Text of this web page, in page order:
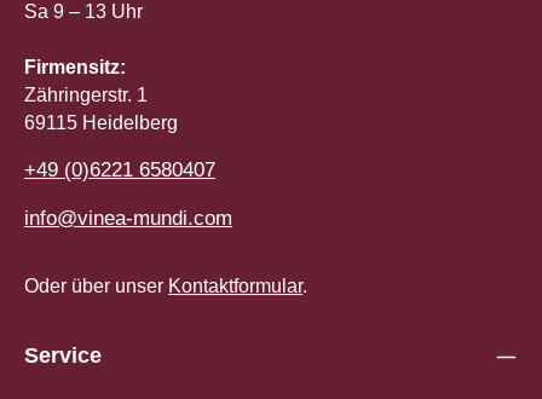
Sa 9 – 13 Uhr
Firmensitz:
Zähringerstr. 1
69115 Heidelberg
+49 (0)6221 6580407
info@vinea-mundi.com
Oder über unser Kontaktformular.
Service